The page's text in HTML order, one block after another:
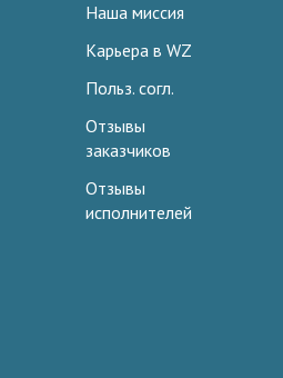
Наша миссия
Карьера в WZ
Польз. согл.
Отзывы
заказчиков
Отзывы
исполнителей